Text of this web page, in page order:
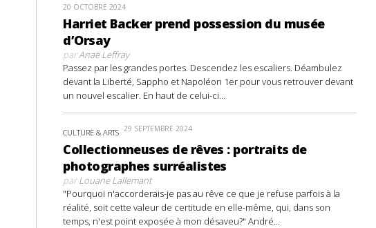
20 OCTOBRE 2024
Harriet Backer prend possession du musée
d’Orsay
parAnaë Leffray
Passez par les grandes portes. Descendez les escaliers. Déambulez
devant la Liberté, Sappho et Napoléon 1er pour vous retrouver devant
un nouvel escalier. En haut de celui-ci...
CULTURE & ARTS 29 SEPTEMBRE 2024
Collectionneuses de rêves : portraits de
photographes surréalistes
parLouane Lallemant
"Pourquoi n'accorderais-je pas au rêve ce que je refuse parfois à la
réalité, soit cette valeur de certitude en elle-même, qui, dans son
temps, n'est point exposée à mon désaveu?" André...